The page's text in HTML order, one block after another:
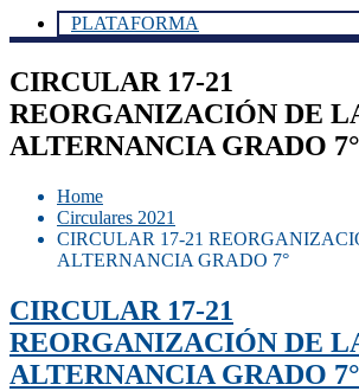
PLATAFORMA
CIRCULAR 17-21
REORGANIZACIÓN DE
ALTERNANCIA GRADO 7°
Home
Circulares 2021
CIRCULAR 17-21
ALTERNANCIA GRADO 7°
CIRCULAR 17-21
REORGANIZACIÓN DE
ALTERNANCIA GRADO 7°